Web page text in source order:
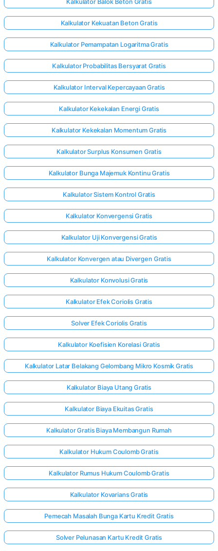
Kalkulator Balok Beton Gratis
Kalkulator Kekuatan Beton Gratis
Kalkulator Pemampatan Logaritma Gratis
Kalkulator Probabilitas Bersyarat Gratis
Kalkulator Interval Kepercayaan Gratis
Kalkulator Kekekalan Energi Gratis
Kalkulator Kekekalan Momentum Gratis
Kalkulator Surplus Konsumen Gratis
Kalkulator Bunga Majemuk Kontinu Gratis
Kalkulator Sistem Kontrol Gratis
Kalkulator Konvergensi Gratis
Kalkulator Uji Konvergensi Gratis
Kalkulator Konvergen atau Divergen Gratis
Kalkulator Konvolusi Gratis
Kalkulator Efek Coriolis Gratis
Solver Efek Coriolis Gratis
Kalkulator Koefisien Korelasi Gratis
Kalkulator Latar Belakang Gelombang Mikro Kosmik Gratis
Kalkulator Biaya Utang Gratis
Kalkulator Biaya Ekuitas Gratis
Kalkulator Gratis Biaya Membangun Rumah
Kalkulator Hukum Coulomb Gratis
Kalkulator Rumus Hukum Coulomb Gratis
Kalkulator Kovarians Gratis
Pemecah Masalah Bunga Kartu Kredit Gratis
Solver Pelunasan Kartu Kredit Gratis